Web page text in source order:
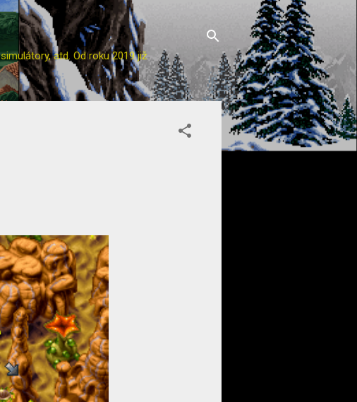
atd. Od roku 2019 již